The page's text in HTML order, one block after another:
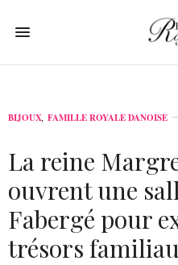
BIJOUX, FAMILLE ROYALE DANOISE
La reine
ouvrent une
Fabergé pour
trésors